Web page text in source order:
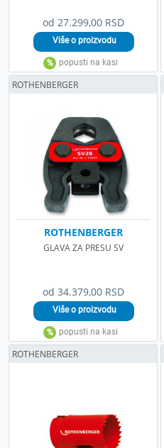
od 27.299,00 RSD
od 34.379,00 RSD
ROTHENBERGER
GLAVA ZA PRESU SV
ROTHENBERGER
ROTHENBERGER